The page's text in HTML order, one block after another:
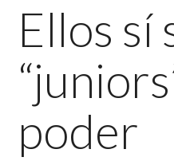
Ellos sí
poder